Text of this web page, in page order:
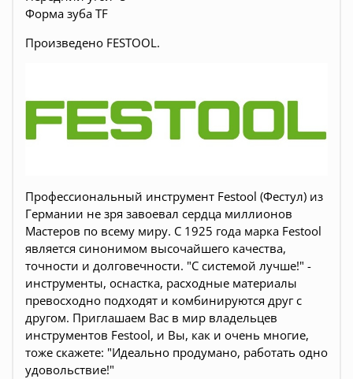
Форма зуба TF
Произведено FESTOOL.
Профессиональный инструмент Festool (Фестул) из
Германии не зря завоевал сердца миллионов
Мастеров по всему миру. С 1925 года марка Festool
является синонимом высочайшего качества,
точности и долговечности. "С системой лучше!" -
инструменты, оснастка, расходные материалы
превосходно подходят и комбинируются друг с
другом. Приглашаем Вас в мир владельцев
инструментов Festool, и Вы, как и очень многие,
тоже скажете: "Идеально продумано, работать одно
удовольствие!"